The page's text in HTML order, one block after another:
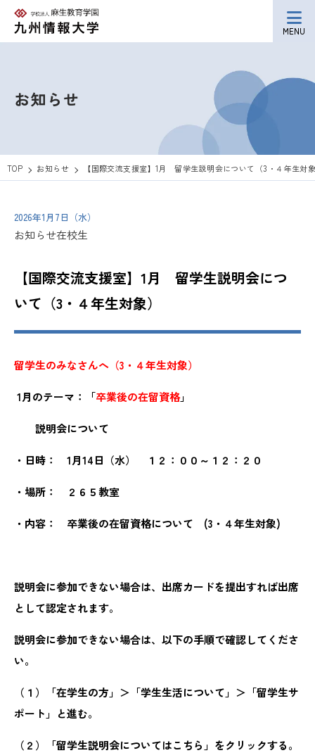
MENU
お知らせ
TOP お知らせ 【国際交流支援室】1月 留学生説明会について（3・４年生対
2026年1月7日（水）
お知らせ在校生
【国際交流支援室】1月 留学生説明会につ
いて（3・４年生対象）
留学生のみなさんへ（3・４年生対象）
1月のテーマ：「卒業後の在留資格」
説明会について
・日時： 1月14日（水） １２：００～１２：２０
・場所： ２６５教室
・内容： 卒業後の在留資格について (3・４年生対象)
説明会に参加できない場合は、出席カードを提出すれば出席
として認定されます。
説明会に参加できない場合は、以下の手順で確認してくださ
い。
（１）「在学生の方」＞「学生生活について」＞「留学生サ
ポート」と進む。
（２）「留学生説明会についてはこちら」をクリックする。